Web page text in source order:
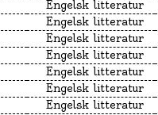
Engelsk litteratur
Engelsk litteratur
Engelsk litteratur
Engelsk litteratur
Engelsk litteratur
Engelsk litteratur
Engelsk litteratur